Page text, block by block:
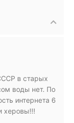
в старых
воды нет. По
интернета 6
херовы!!!